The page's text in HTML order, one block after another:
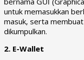
untuk memasukkan
masuk, serta
dikumpulkan.
2. E-Wallet